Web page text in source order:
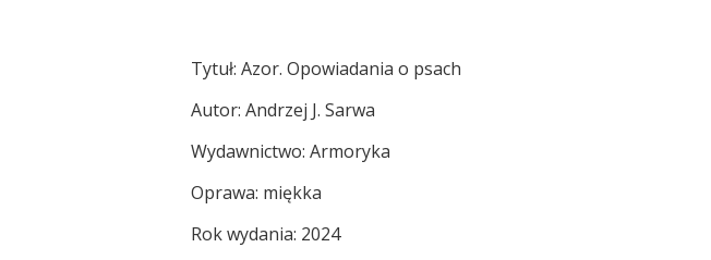
Tytuł: Azor. Opowiadania o psach
Autor: Andrzej J. Sarwa
Wydawnictwo: Armoryka
Oprawa: miękka
Rok wydania: 2024